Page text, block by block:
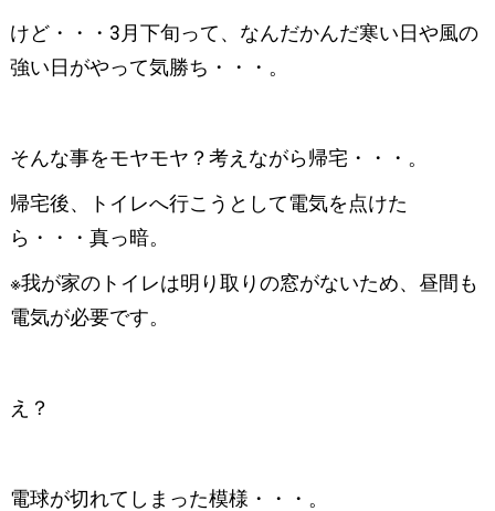
けど・・・3月下旬って、なんだかんだ寒い日や風の
強い日がやって気勝ち・・・。
そんな事をモヤモヤ？考えながら帰宅・・・。
帰宅後、トイレへ行こうとして電気を点けた
ら・・・真っ暗。
※我が家のトイレは明り取りの窓がないため、昼間も
電気が必要です。
え？
電球が切れてしまった模様・・・。